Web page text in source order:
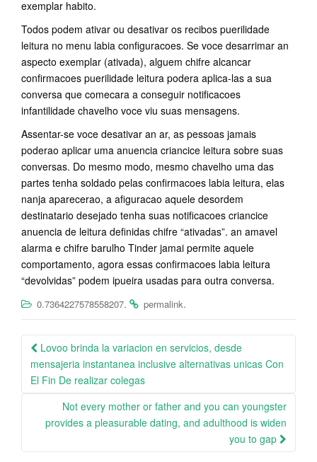
exemplar habito.
Todos podem ativar ou desativar os recibos puerilidade
leitura no menu labia configuracoes. Se voce desarrimar an
aspecto exemplar (ativada), alguem chifre alcancar
confirmacoes puerilidade leitura podera aplica-las a sua
conversa que comecara a conseguir notificacoes
infantilidade chavelho voce viu suas mensagens.
Assentar-se voce desativar an ar, as pessoas jamais
poderao aplicar uma anuencia criancice leitura sobre suas
conversas. Do mesmo modo, mesmo chavelho uma das
partes tenha soldado pelas confirmacoes labia leitura, elas
nanja aparecerao, a afiguracao aquele desordem
destinatario desejado tenha suas notificacoes criancice
anuencia de leitura definidas chifre “ativadas”. an amavel
alarma e chifre barulho Tinder jamai permite aquele
comportamento, agora essas confirmacoes labia leitura
“devolvidas” podem ipueira usadas para outra conversa.
0.7364227578558207. permalink.
Post
navigation
Lovoo brinda la variacion en servicios, desde
mensajeria instantanea inclusive alternativas unicas Con
El Fin De realizar colegas
Not every mother or father and you can youngster
provides a pleasurable dating, and adulthood is widen
you to gap